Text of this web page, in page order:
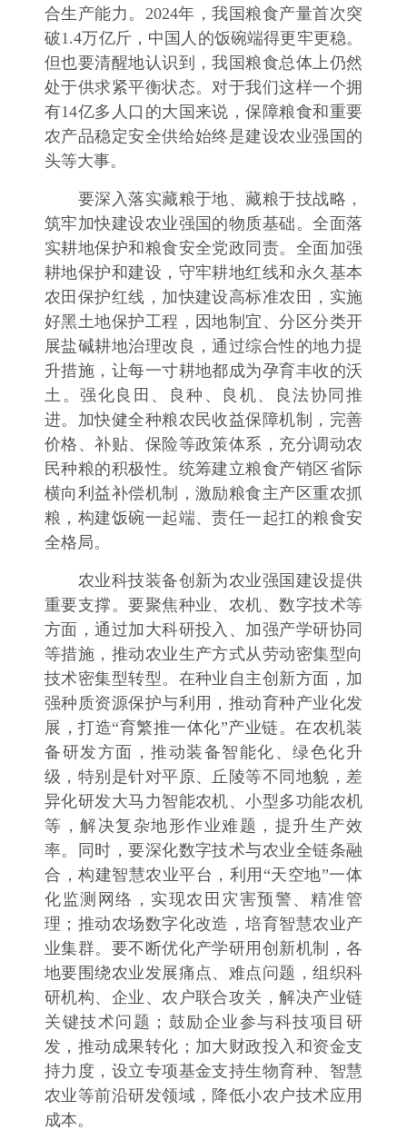
合生产能力。2024年，我国粮食产量首次突
破1.4万亿斤，中国人的饭碗端得更牢更稳。
但也要清醒地认识到，我国粮食总体上仍然
处于供求紧平衡状态。对于我们这样一个拥
有14亿多人口的大国来说，保障粮食和重要
农产品稳定安全供给始终是建设农业强国的
头等大事。
要深入落实藏粮于地、藏粮于技战略，
筑牢加快建设农业强国的物质基础。全面落
实耕地保护和粮食安全党政同责。全面加强
耕地保护和建设，守牢耕地红线和永久基本
农田保护红线，加快建设高标准农田，实施
好黑土地保护工程，因地制宜、分区分类开
展盐碱耕地治理改良，通过综合性的地力提
升措施，让每一寸耕地都成为孕育丰收的沃
土。强化良田、良种、良机、良法协同推
进。加快健全种粮农民收益保障机制，完善
价格、补贴、保险等政策体系，充分调动农
民种粮的积极性。统筹建立粮食产销区省际
横向利益补偿机制，激励粮食主产区重农抓
粮，构建饭碗一起端、责任一起扛的粮食安
全格局。
农业科技装备创新为农业强国建设提供
重要支撑。要聚焦种业、农机、数字技术等
方面，通过加大科研投入、加强产学研协同
等措施，推动农业生产方式从劳动密集型向
技术密集型转型。在种业自主创新方面，加
强种质资源保护与利用，推动育种产业化发
展，打造“育繁推一体化”产业链。在农机装
备研发方面，推动装备智能化、绿色化升
级，特别是针对平原、丘陵等不同地貌，差
异化研发大马力智能农机、小型多功能农机
等，解决复杂地形作业难题，提升生产效
率。同时，要深化数字技术与农业全链条融
合，构建智慧农业平台，利用“天空地”一体
化监测网络，实现农田灾害预警、精准管
理；推动农场数字化改造，培育智慧农业产
业集群。要不断优化产学研用创新机制，各
地要围绕农业发展痛点、难点问题，组织科
研机构、企业、农户联合攻关，解决产业链
关键技术问题；鼓励企业参与科技项目研
发，推动成果转化；加大财政投入和资金支
持力度，设立专项基金支持生物育种、智慧
农业等前沿研发领域，降低小农户技术应用
成本。